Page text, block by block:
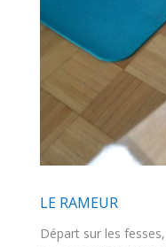
LE RAMEUR
Départ sur les